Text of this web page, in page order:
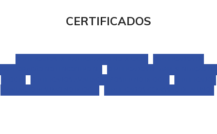
CERTIFICADOS